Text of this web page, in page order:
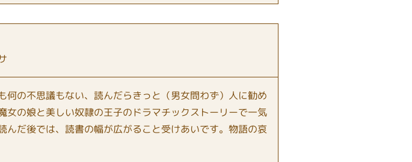
の不思議もない、読んだらきっと（男女問わず）人に勧め
の娘と美しい奴隷の王子のドラマチックストーリーで一気
だ後では、読書の幅が広がること受けあいです。物語の哀